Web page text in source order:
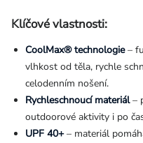
Klíčové vlastnosti:
CoolMax® technologie–
vlhkost od těla, rychle
celodenním nošení.
Rychleschnoucí materiál–
outdoorové aktivity i po
UPF 40+– materiál